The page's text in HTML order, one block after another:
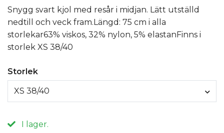
Snygg svart kjol med resår i midjan. Lätt utställd
nedtill och veck fram.Längd: 75 cm i alla
storlekar63% viskos, 32% nylon, 5% elastanFinns i
storlek XS 38/40
Storlek
XS 38/40
I lager.